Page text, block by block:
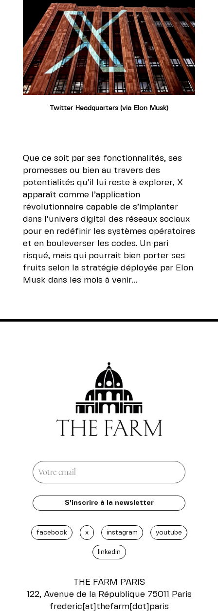
Twitter Headquarters (via Elon Musk)
Que ce soit par ses fonctionnalités, ses
promesses ou bien au travers des
potentialités qu’il lui reste à explorer, X
apparaît comme l’application
révolutionnaire capable de s’implanter
dans l’univers digital des réseaux sociaux
pour en redéfinir les systèmes opératoires
et en bouleverser les codes. Un pari
risqué, mais qui pourrait bien porter ses
fruits selon la stratégie déployée par Elon
Musk dans les mois à venir…
facebook x instagram youtube
linkedin
THE FARM
PARIS
122, Avenue de la République 75011 Paris
frederic[at]thefarm[dot]paris